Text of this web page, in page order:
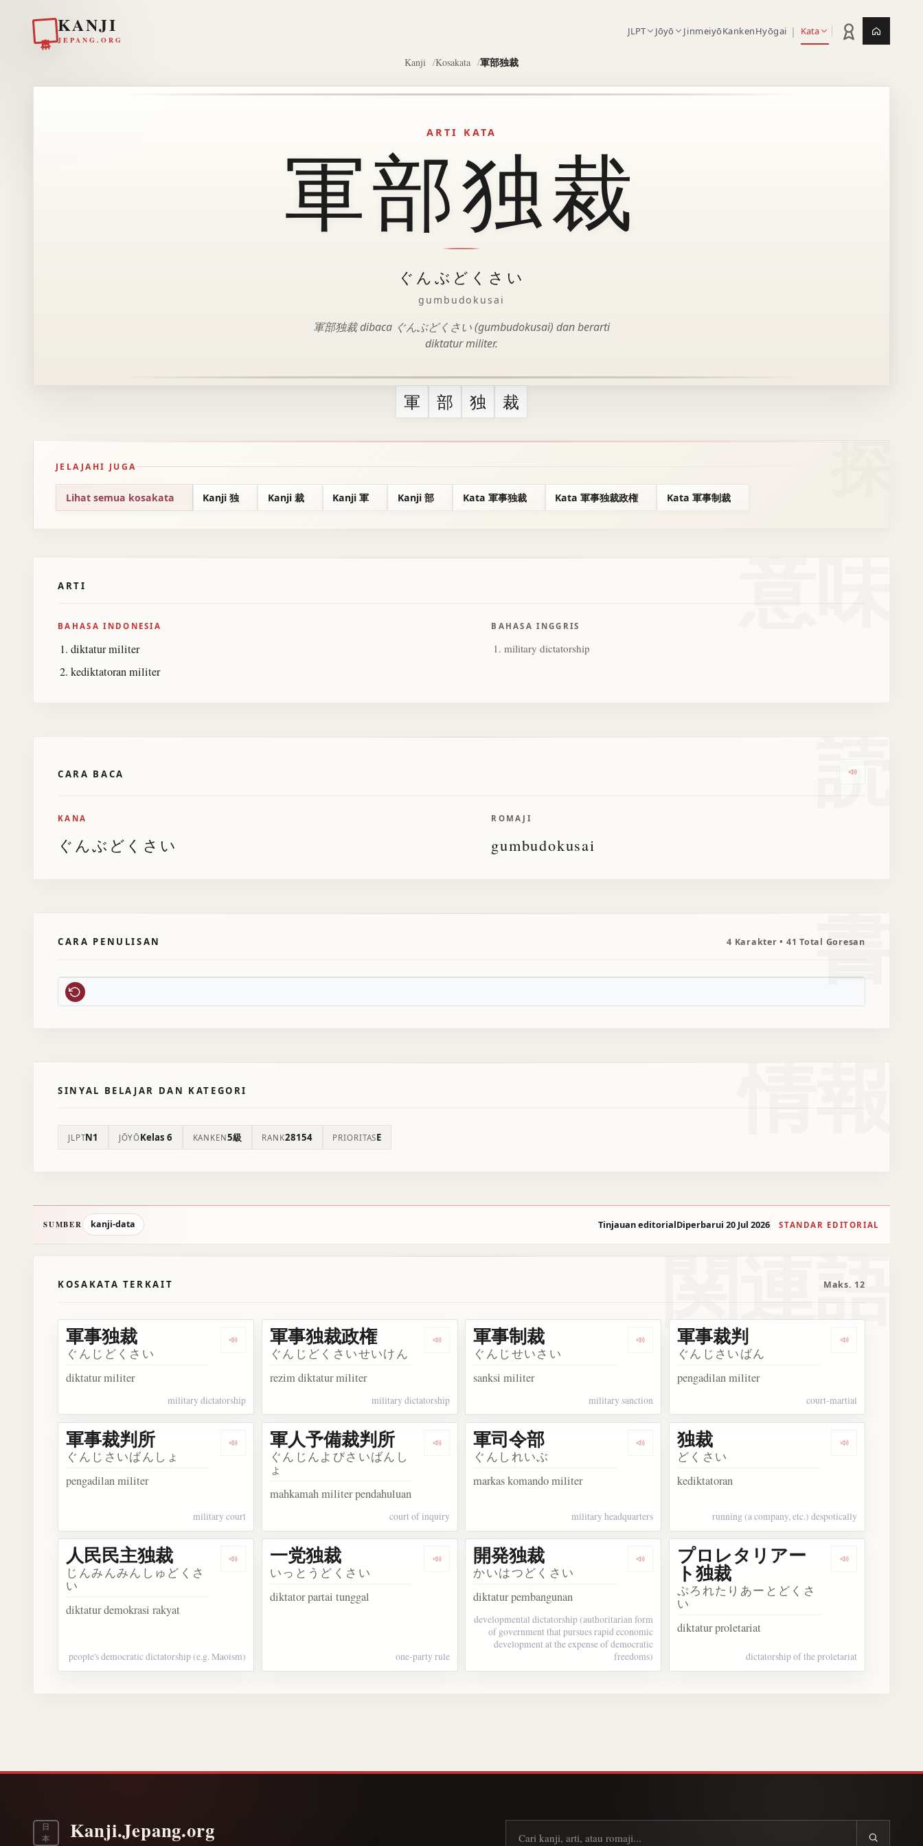
KANJI
JEPANG.ORG
JLPT Jōyō JinmeiyōKankenHyōgai | Kata Statistik latihan
Kanji Kosakata 軍部独裁
ARTI KATA
軍部独裁
ぐんぶどくさい
gumbudokusai
軍部独裁 dibaca ぐんぶどくさい (gumbudokusai) dan berarti
diktatur militer.
軍 部 独 裁
JELAJAHI JUGA
Lihat semua kosakata Kanji 独 Kanji 裁 Kanji 軍 Kanji 部 Kata 軍事独裁 Kata 軍事独裁政権 Kata 軍事制裁
ARTI
BAHASA INDONESIA
diktatur militer
kediktatoran militer
BAHASA INGGRIS
military dictatorship
読
CARA BACA Dengarkan
KANA
ぐんぶどくさい
ROMAJI
gumbudokusai
書
CARA PENULISAN 4 Karakter • 41 Total Goresan
SINYAL BELAJAR DAN KATEGORI
JLPTN1 JŌYŌKelas 6 KANKEN5級 RANK28154 PRIORITASE
SUMBER kanji-data Tinjauan editorialDiperbarui 20 Jul 2026 STANDAR EDITORIAL
関連語
KOSAKATA TERKAIT Maks. 12
Dengarkan 軍事独裁
軍事独裁
ぐんじどくさい
diktatur militer
military dictatorship
Dengarkan 軍事独裁政権
軍事独裁政権
ぐんじどくさいせいけん
rezim diktatur militer
military dictatorship
Dengarkan 軍事制裁
軍事制裁
ぐんじせいさい
sanksi militer
military sanction
Dengarkan 軍事
軍事裁判
ぐんじさいばん
pengadilan militer
court-martial
Dengarkan 軍事裁判所
軍事裁判所
ぐんじさいばんしょ
pengadilan militer
military court
Dengarkan 軍人予備裁判所
軍人予備裁判所
ぐんじんよびさいばんし
ょ
mahkamah militer pendahuluan
court of inquiry
Dengarkan 軍司令部
軍司令部
ぐんしれいぶ
markas komando militer
military headquarters
Dengarkan 独裁
独裁
どくさい
kediktatoran
running (a company, etc.) despotically
Dengarkan 人民民主独裁
人民民主独裁
じんみんみんしゅどくさ
い
diktatur demokrasi rakyat
people's democratic dictatorship (e.g. Maoism)
Dengarkan 一党独裁
一党独裁
いっとうどくさい
diktator partai tunggal
one-party rule
Dengarkan 開発独裁
開発独裁
かいはつどくさい
diktatur pembangunan
developmental dictatorship (authoritarian form
of government that pursues rapid economic
development at the expense of democratic
freedoms)
Dengarkan プロ
プロレタリアー
ト独裁
ぷろれたりあーとどくさ
い
diktatur proletariat
dictatorship of the proletariat
日
本
Kanji.Jepang.org